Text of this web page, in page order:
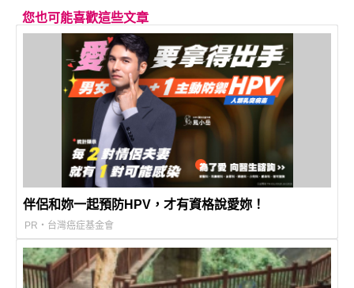
您也可能喜歡這些文章
伴侶和妳一起預防HPV，才有資格說愛妳！
PR・台灣癌症基金會